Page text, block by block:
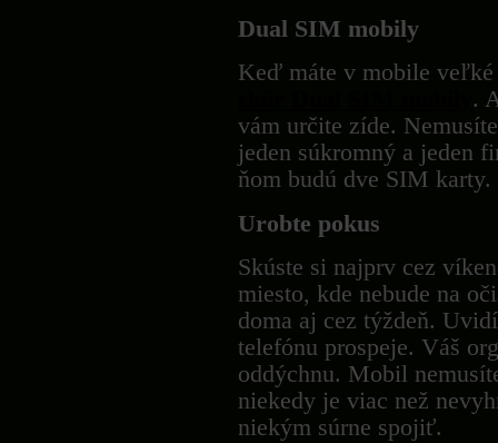
Dual SIM mobily
Keď máte v mobile
.
vám určite zíde.
jeden súkromný a jeden
ňom budú dve SIM karty.
Urobte pokus
Skúste si najprv cez
miesto, kde nebude na
doma aj cez týždeň.
telefónu prospeje. Váš
oddýchnu. Mobil
niekedy je viac než
niekým súrne spojiť.